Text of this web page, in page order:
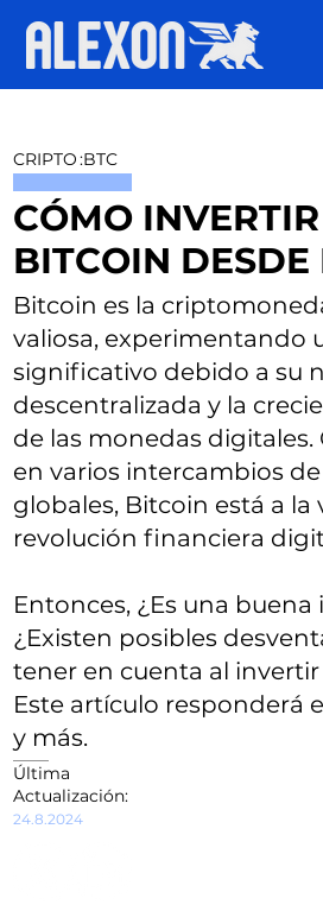
CRIPTO:BTC
CÓMO
BITCOIN
Bitcoin es la
valiosa, experimentando
significativo debido a su
descentralizada y la
de las monedas digitales.
en varios intercambios
globales, Bitcoin está a la
revolución financiera
Entonces, ¿Es una buena
¿Existen posibles
tener en cuenta al invertir
Este artículo responderá
y más.
Última
Actualización:
24.8.2024